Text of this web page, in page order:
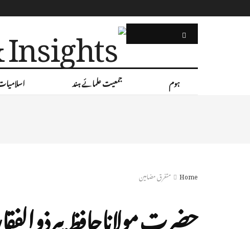
ہوم جمعیت علمائے ہند
Home متفرق مضامین
حضرت مولاناحافظ